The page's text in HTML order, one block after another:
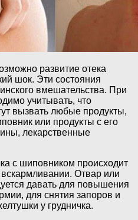
развитие отека
шок. Эти состояния
вмешательства. При
учитывать, что
вызвать любые продукты,
или продукты с его
лекарственные
с шиповником происходит
Отвар или
давать для повышения
для снятия запоров и
у грудничка.